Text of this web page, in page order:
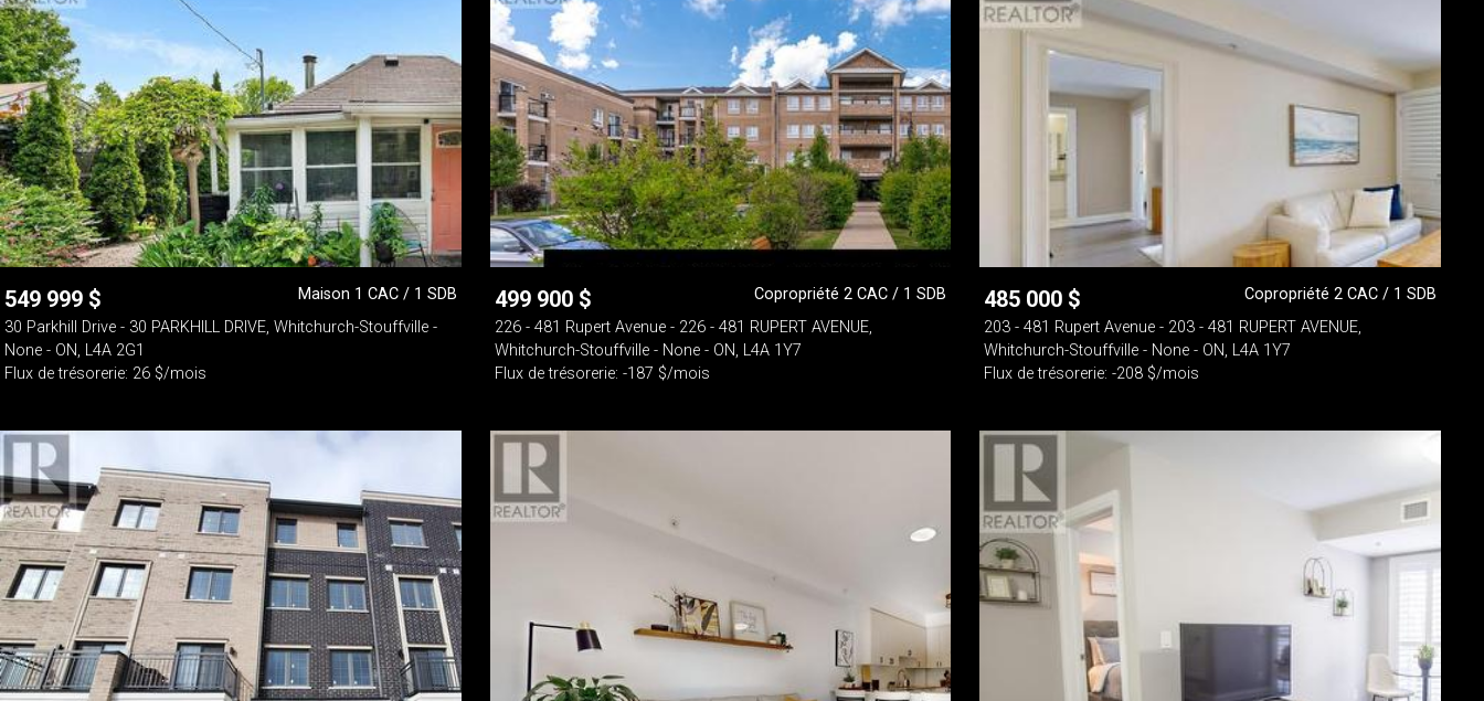
549 999 $
Maison 1 CAC / 1 SDB
30 Parkhill Drive - 30 PARKHILL DRIVE, Whitchurch-Stouffville -
None - ON, L4A 2G1
Flux de trésorerie: 26 $/mois
499 900 $
Copropriété 2 CAC / 1 SDB
226 - 481 Rupert Avenue - 226 - 481 RUPERT AVENUE,
Whitchurch-Stouffville - None - ON, L4A 1Y7
Flux de trésorerie: -187 $/mois
485 000 $
Copropriété 2 CAC / 1 SDB
203 - 481 Rupert Avenue - 203 - 481 RUPERT AVENUE,
Whitchurch-Stouffville - None - ON, L4A 1Y7
Flux de trésorerie: -208 $/mois